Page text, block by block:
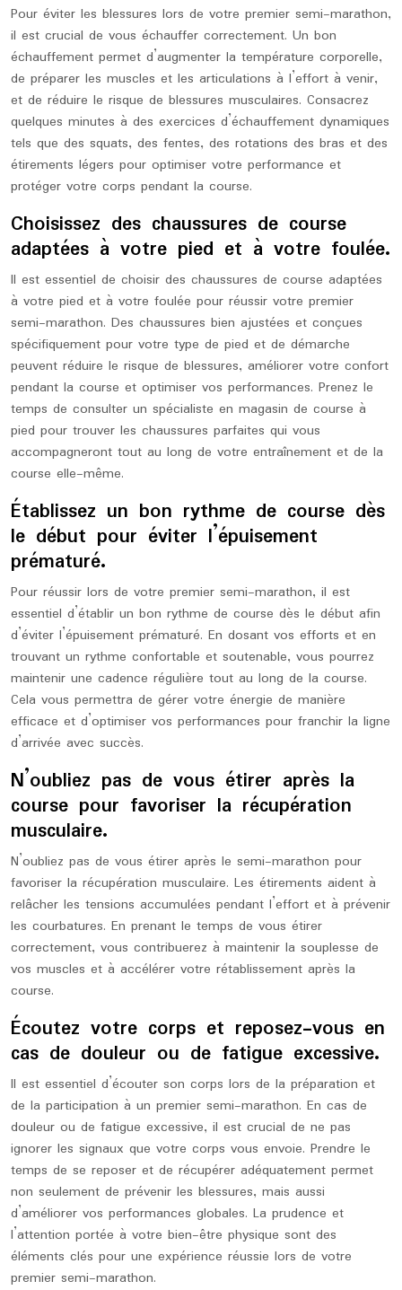
Pour éviter les blessures lors de votre premier semi-marathon,
il est crucial de vous échauffer correctement. Un bon
échauffement permet d’augmenter la température corporelle,
de préparer les muscles et les articulations à l’effort à venir,
et de réduire le risque de blessures musculaires. Consacrez
quelques minutes à des exercices d’échauffement dynamiques
tels que des squats, des fentes, des rotations des bras et des
étirements légers pour optimiser votre performance et
protéger votre corps pendant la course.
Choisissez des chaussures de course
adaptées à votre pied et à votre foulée.
Il est essentiel de choisir des chaussures de course adaptées
à votre pied et à votre foulée pour réussir votre premier
semi-marathon. Des chaussures bien ajustées et conçues
spécifiquement pour votre type de pied et de démarche
peuvent réduire le risque de blessures, améliorer votre confort
pendant la course et optimiser vos performances. Prenez le
temps de consulter un spécialiste en magasin de course à
pied pour trouver les chaussures parfaites qui vous
accompagneront tout au long de votre entraînement et de la
course elle-même.
Établissez un bon rythme de course dès
le début pour éviter l’épuisement
prématuré.
Pour réussir lors de votre premier semi-marathon, il est
essentiel d’établir un bon rythme de course dès le début afin
d’éviter l’épuisement prématuré. En dosant vos efforts et en
trouvant un rythme confortable et soutenable, vous pourrez
maintenir une cadence régulière tout au long de la course.
Cela vous permettra de gérer votre énergie de manière
efficace et d’optimiser vos performances pour franchir la ligne
d’arrivée avec succès.
N’oubliez pas de vous étirer après la
course pour favoriser la récupération
musculaire.
N’oubliez pas de vous étirer après le semi-marathon pour
favoriser la récupération musculaire. Les étirements aident à
relâcher les tensions accumulées pendant l’effort et à prévenir
les courbatures. En prenant le temps de vous étirer
correctement, vous contribuerez à maintenir la souplesse de
vos muscles et à accélérer votre rétablissement après la
course.
Écoutez votre corps et reposez-vous en
cas de douleur ou de fatigue excessive.
Il est essentiel d’écouter son corps lors de la préparation et
de la participation à un premier semi-marathon. En cas de
douleur ou de fatigue excessive, il est crucial de ne pas
ignorer les signaux que votre corps vous envoie. Prendre le
temps de se reposer et de récupérer adéquatement permet
non seulement de prévenir les blessures, mais aussi
d’améliorer vos performances globales. La prudence et
l’attention portée à votre bien-être physique sont des
éléments clés pour une expérience réussie lors de votre
premier semi-marathon.